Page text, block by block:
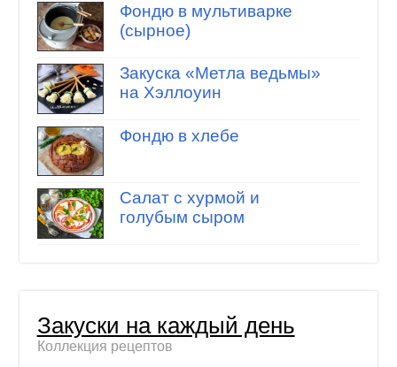
Фондю в мультиварке
(сырное)
Закуска «Метла ведьмы»
на Хэллоуин
Фондю в хлебе
Салат с хурмой и
голубым сыром
Закуски на каждый день
Коллекция рецептов